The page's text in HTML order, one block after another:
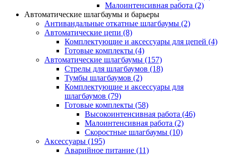
Малоинтенсивная работа (2)
Автоматические шлагбаумы и барьеры
Антивандальные откатные шлагбаумы (2)
Автоматические цепи (8)
Комплектующие и аксессуары для цепей (4)
Готовые комплекты (4)
Автоматические шлагбаумы (157)
Стрелы для шлагбаумов (18)
Тумбы шлагбаумов (2)
Комплектующие и аксессуары для
шлагбаумов (79)
Готовые комплекты (58)
Высокоинтенсивная работа (46)
Малоинтенсивная работа (2)
Скоростные шлагбаумы (10)
Аксессуары (195)
Аварийное питание (11)